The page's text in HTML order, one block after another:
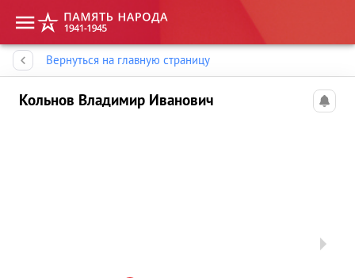
Вернуться на главную страницу
Кольнов Владимир Иванович
Память народа